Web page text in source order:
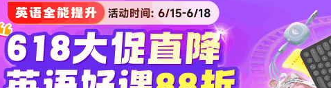
资料下载
【必看】考博英语词
医学考博英语作文核